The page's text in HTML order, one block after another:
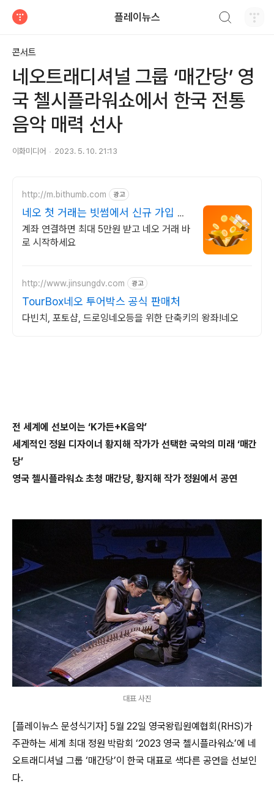
플레이뉴스
콘서트
네오트래디셔널 그룹 ‘매간당’ 영
국 첼시플라워쇼에서 한국 전통
음악 매력 선사
이화미디어 2023. 5. 10. 21:13
http://m.bithumb.com 광고
네오 첫 거래는 빗썸에서 신규 가입 시
5만원 혜택
계좌 연결하면 최대 5만원 받고 네오 거래 바
로 시작하세요
http://www.jinsungdv.com 광고
TourBox네오 투어박스 공식 판매처
다빈치, 포토샵, 드로잉네오등을 위한 단축키의 왕좌!네오
전 세계에 선보이는 ‘K가든+K음악’
세계적인 정원 디자이너 황지해 작가가 선택한 국악의 미래 ‘매간
당’
영국 첼시플라워쇼 초청 매간당, 황지해 작가 정원에서 공연
대표 사진
[플레이뉴스 문성식기자] 5월 22일 영국왕립원예협회(RHS)가
주관하는 세계 최대 정원 박람회 ‘2023 영국 첼시플라워쇼’에 네
오트래디셔널 그룹 ‘매간당’이 한국 대표로 색다른 공연을 선보인
다.